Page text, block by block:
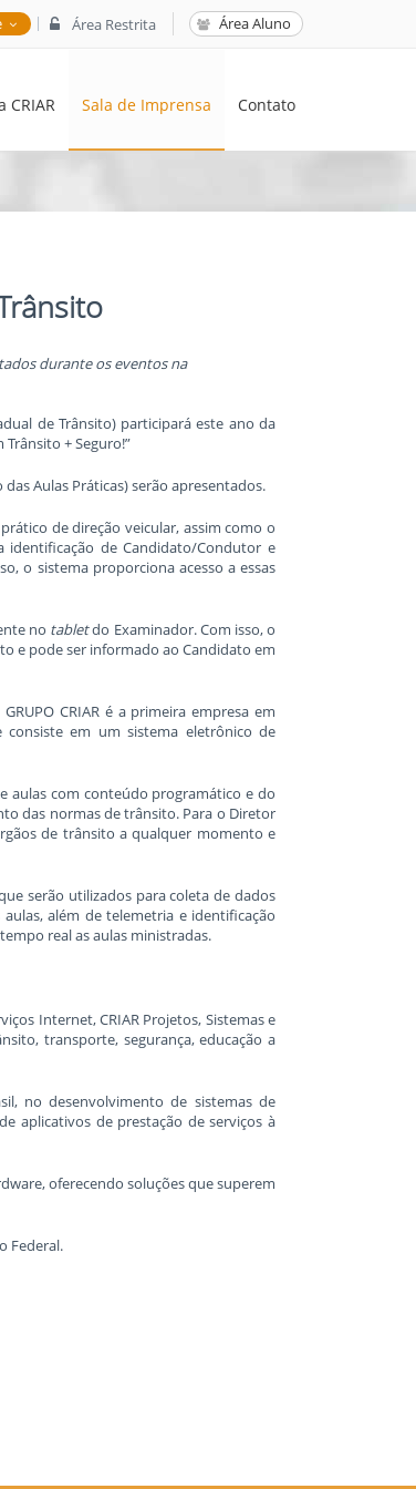
| Área Restrita Área Aluno
CRIAR Sala de Imprensa Contato
durante os eventos na
de Trânsito) participará este ano da
+ Seguro!”
Aulas Práticas) serão apresentados.
de direção veicular, assim como o
de Candidato/Condutor e
o sistema proporciona acesso a essas
no tabletdo Examinador. Com isso, o
e pode ser informado ao Candidato em
CRIAR é a primeira empresa em
em um sistema eletrônico de
aulas com conteúdo programático e do
das normas de trânsito. Para o Diretor
de trânsito a qualquer momento e
serão utilizados para coleta de dados
além de telemetria e identificação
real as aulas ministradas.
Internet, CRIAR Projetos, Sistemas e
transporte, segurança, educação a
no desenvolvimento de sistemas de
aplicativos de prestação de serviços à
oferecendo soluções que superem
Federal.